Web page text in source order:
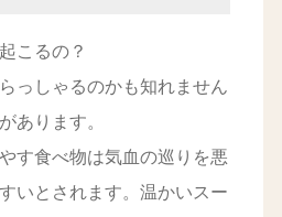
こるの？
っしゃるのかも知れません
あります。
す食べ物は気血の巡りを悪
いとされます。温かいスー